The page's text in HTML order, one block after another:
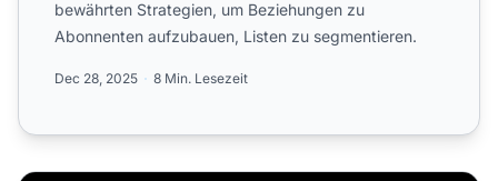
bewährten Strategien, um Beziehungen zu
Abonnenten aufzubauen, Listen zu segmentieren.
Dec 28, 2025 8 Min. Lesezeit